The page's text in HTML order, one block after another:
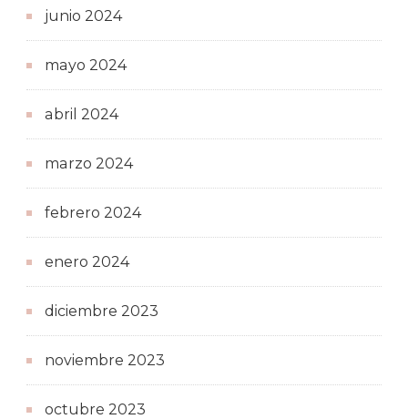
junio 2024
mayo 2024
abril 2024
marzo 2024
febrero 2024
enero 2024
diciembre 2023
noviembre 2023
octubre 2023